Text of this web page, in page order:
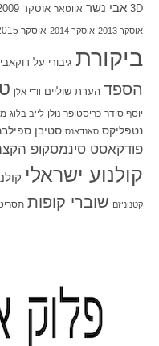
3D אבי נשר אווטאר אוסקר 2009
אוסקר 2013 אוסקר 2014 אוסקר 2015
ביקורת גיבורי על
הספד הערת שוליים וודי אלן
יוסף סידר כריסטופר נולן לייב בלוג
נטפליקס סאנדאנס סטיבן
פודקאסט סינמסקופ
קולנוע ישראלי
קטנוניזם שוברי קופות